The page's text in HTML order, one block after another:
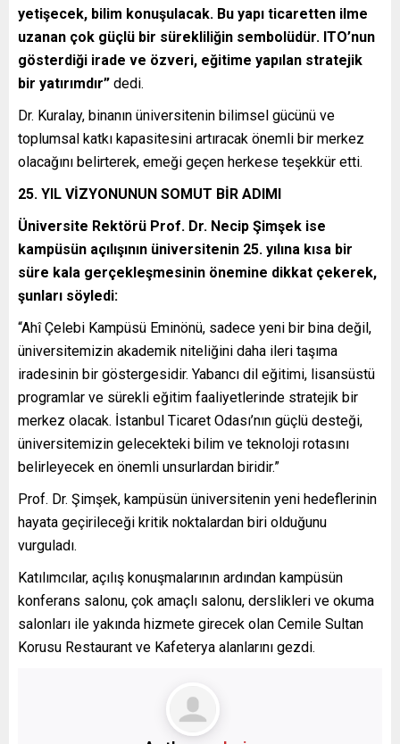
yetişecek, bilim konuşulacak. Bu yapı ticaretten ilme
uzanan çok güçlü bir sürekliliğin sembolüdür. ITO’nun
gösterdiği irade ve özveri, eğitime yapılan stratejik
bir yatırımdır” dedi.
Dr. Kuralay, binanın üniversitenin bilimsel gücünü ve
toplumsal katkı kapasitesini artıracak önemli bir merkez
olacağını belirterek, emeği geçen herkese teşekkür etti.
25. YIL VİZYONUNUN SOMUT BİR ADIMI
Üniversite Rektörü Prof. Dr. Necip Şimşek ise
kampüsün açılışının üniversitenin 25. yılına kısa bir
süre kala gerçekleşmesinin önemine dikkat çekerek,
şunları söyledi:
“Ahî Çelebi Kampüsü Eminönü, sadece yeni bir bina değil,
üniversitemizin akademik niteliğini daha ileri taşıma
iradesinin bir göstergesidir. Yabancı dil eğitimi, lisansüstü
programlar ve sürekli eğitim faaliyetlerinde stratejik bir
merkez olacak. İstanbul Ticaret Odası’nın güçlü desteği,
üniversitemizin gelecekteki bilim ve teknoloji rotasını
belirleyecek en önemli unsurlardan biridir.”
Prof. Dr. Şimşek, kampüsün üniversitenin yeni hedeflerinin
hayata geçirileceği kritik noktalardan biri olduğunu
vurguladı.
Katılımcılar, açılış konuşmalarının ardından kampüsün
konferans salonu, çok amaçlı salonu, derslikleri ve okuma
salonları ile yakında hizmete girecek olan Cemile Sultan
Korusu Restaurant ve Kafeterya alanlarını gezdi.